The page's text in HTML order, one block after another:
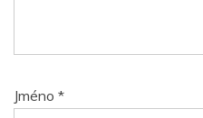
Jméno *